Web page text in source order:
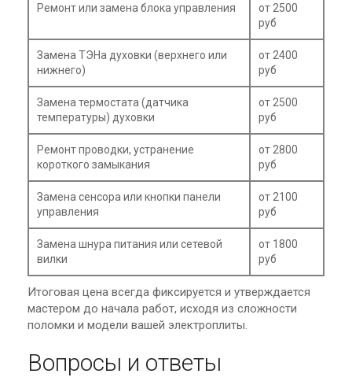
Ремонт или замена блока управления
от 2500
руб
Замена ТЭНа духовки (верхнего или
нижнего)
от 2400
руб
Замена термостата (датчика
температуры) духовки
от 2500
руб
Ремонт проводки, устранение
короткого замыкания
от 2800
руб
Замена сенсора или кнопки панели
управления
от 2100
руб
Замена шнура питания или сетевой
вилки
от 1800
руб
Итоговая цена всегда фиксируется и утверждается
мастером до начала работ, исходя из сложности
поломки и модели вашей электроплиты.
Вопросы и ответы